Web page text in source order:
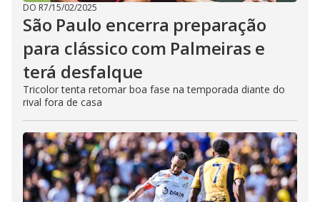
DO R7/15/02/2025
São Paulo encerra preparação
para clássico com Palmeiras e
terá desfalque
Tricolor tenta retomar boa fase na temporada diante do
rival fora de casa